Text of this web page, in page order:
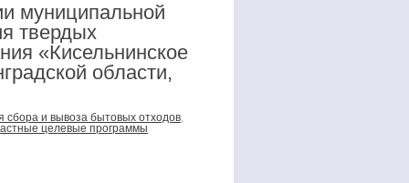
муниципальной
твердых
«Кисельнинское
области,
сбора и вывоза бытовых отходов,
целевые программы